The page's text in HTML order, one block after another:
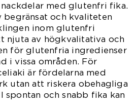
med glutenfri fika.
och kvaliteten
inom glutenfri
av högkvalitativa och
för glutenfria ingredienser
i vissa områden. För
är fördelarna med
utan att riskera obehagliga
och snabb fika kan